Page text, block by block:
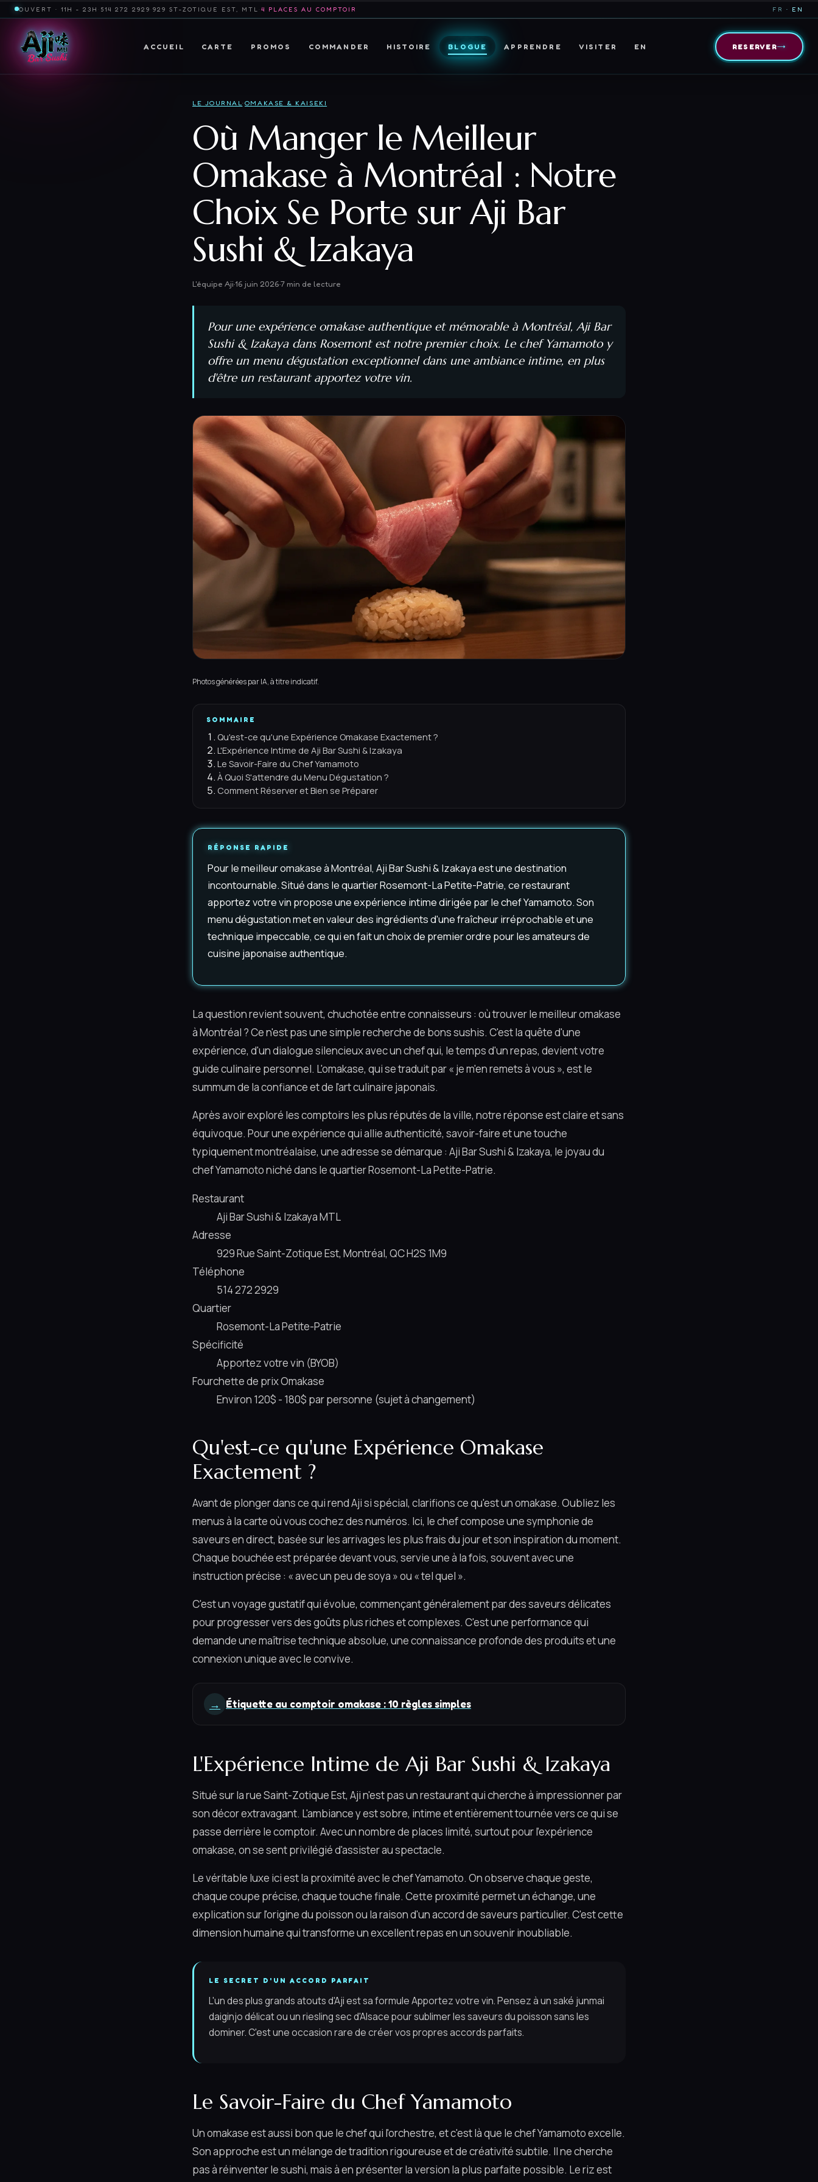
OUVERT · 11H - 23H 514 272 2929 929 ST-ZOTIQUE EST, MTL 4 PLACES AU COMPTOIR FR · EN
ACCUEIL CARTE PROMOS COMMANDER HISTOIRE BLOGUE APPRENDRE VISITER EN RESERVER→
LE JOURNAL·OMAKASE & KAISEKI
Où Manger le Meilleur
Omakase à Montréal : Notre
Choix Se Porte sur Aji Bar
Sushi & Izakaya
L'équipe Aji·16 juin 2026·7 min de lecture
Pour une expérience omakase authentique et mémorable à Montréal, Aji Bar
Sushi & Izakaya dans Rosemont est notre premier choix. Le chef Yamamoto y
offre un menu dégustation exceptionnel dans une ambiance intime, en plus
d'être un restaurant apportez votre vin.
Photos générées par IA, à titre indicatif.
SOMMAIRE
Qu'est-ce qu'une Expérience Omakase Exactement ?
L'Expérience Intime de Aji Bar Sushi & Izakaya
Le Savoir-Faire du Chef Yamamoto
À Quoi S'attendre du Menu Dégustation ?
Comment Réserver et Bien se Préparer
RÉPONSE RAPIDE
Pour le meilleur omakase à Montréal, Aji Bar Sushi & Izakaya est une destination
incontournable. Situé dans le quartier Rosemont-La Petite-Patrie, ce restaurant
apportez votre vin propose une expérience intime dirigée par le chef Yamamoto. Son
menu dégustation met en valeur des ingrédients d'une fraîcheur irréprochable et une
technique impeccable, ce qui en fait un choix de premier ordre pour les amateurs de
cuisine japonaise authentique.
La question revient souvent, chuchotée entre connaisseurs : où trouver le meilleur omakase
à Montréal ? Ce n'est pas une simple recherche de bons sushis. C'est la quête d'une
expérience, d'un dialogue silencieux avec un chef qui, le temps d'un repas, devient votre
guide culinaire personnel. L'omakase, qui se traduit par « je m'en remets à vous », est le
summum de la confiance et de l'art culinaire japonais.
Après avoir exploré les comptoirs les plus réputés de la ville, notre réponse est claire et sans
équivoque. Pour une expérience qui allie authenticité, savoir-faire et une touche
typiquement montréalaise, une adresse se démarque : Aji Bar Sushi & Izakaya, le joyau du
chef Yamamoto niché dans le quartier Rosemont-La Petite-Patrie.
Restaurant
Aji Bar Sushi & Izakaya MTL
Adresse
929 Rue Saint-Zotique Est, Montréal, QC H2S 1M9
Téléphone
514 272 2929
Quartier
Rosemont-La Petite-Patrie
Spécificité
Apportez votre vin (BYOB)
Fourchette de prix Omakase
Environ 120$ - 180$ par personne (sujet à changement)
Qu'est-ce qu'une Expérience Omakase
Exactement ?
Avant de plonger dans ce qui rend Aji si spécial, clarifions ce qu'est un omakase. Oubliez les
menus à la carte où vous cochez des numéros. Ici, le chef compose une symphonie de
saveurs en direct, basée sur les arrivages les plus frais du jour et son inspiration du moment.
Chaque bouchée est préparée devant vous, servie une à la fois, souvent avec une
instruction précise : « avec un peu de soya » ou « tel quel ».
C'est un voyage gustatif qui évolue, commençant généralement par des saveurs délicates
pour progresser vers des goûts plus riches et complexes. C'est une performance qui
demande une maîtrise technique absolue, une connaissance profonde des produits et une
connexion unique avec le convive.
→ Étiquette au comptoir omakase : 10 règles simples
L'Expérience Intime de Aji Bar Sushi & Izakaya
Situé sur la rue Saint-Zotique Est, Aji n'est pas un restaurant qui cherche à impressionner par
son décor extravagant. L'ambiance y est sobre, intime et entièrement tournée vers ce qui se
passe derrière le comptoir. Avec un nombre de places limité, surtout pour l'expérience
omakase, on se sent privilégié d'assister au spectacle.
Le véritable luxe ici est la proximité avec le chef Yamamoto. On observe chaque geste,
chaque coupe précise, chaque touche finale. Cette proximité permet un échange, une
explication sur l'origine du poisson ou la raison d'un accord de saveurs particulier. C'est cette
dimension humaine qui transforme un excellent repas en un souvenir inoubliable.
LE SECRET D'UN ACCORD PARFAIT
L'un des plus grands atouts d'Aji est sa formule Apportez votre vin. Pensez à un saké junmai
daiginjo délicat ou un riesling sec d'Alsace pour sublimer les saveurs du poisson sans les
dominer. C'est une occasion rare de créer vos propres accords parfaits.
Le Savoir-Faire du Chef Yamamoto
Un omakase est aussi bon que le chef qui l'orchestre, et c'est là que le chef Yamamoto excelle.
Son approche est un mélange de tradition rigoureuse et de créativité subtile. Il ne cherche
pas à réinventer le sushi, mais à en présenter la version la plus parfaite possible. Le riz est